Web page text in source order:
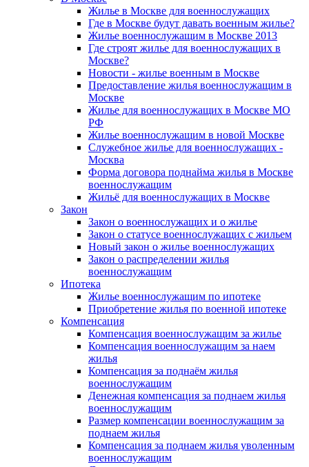
Жилье в Москве для военнослужащих
Где в Москве будут давать военным жилье?
Жилье военнослужащим в Москве 2013
Где строят жилье для военнослужащих в
Москве?
Новости - жилье военным в Москве
Предоставление жилья военнослужащим в
Москве
Жилье для военнослужащих в Москве МО
РФ
Жилье военнослужащим в новой Москве
Служебное жилье для военнослужащих -
Москва
Форма договора поднайма жилья в Москве
военнослужащим
Жильё для военнослужащих в Москве
Закон
Закон о военнослужащих и о жилье
Закон о статусе военнослужащих с жильем
Новый закон о жилье военнослужащих
Закон о распределении жилья
военнослужащим
Ипотека
Жилье военнослужащим по ипотеке
Приобретение жилья по военной ипотеке
Компенсация
Компенсация военнослужащим за жилье
Компенсация военнослужащим за наем
жилья
Компенсация за поднаём жилья
военнослужащим
Денежная компенсация за поднаем жилья
военнослужащим
Размер компенсации военнослужащим за
поднаем жилья
Компенсация за поднаем жилья уволенным
военнослужащим